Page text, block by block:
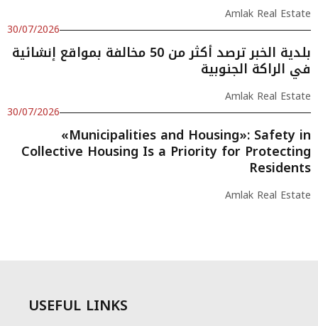
Amlak Real Estate
30/07/2026
بلدية الخبر ترصد أكثر من 50 مخالفة بمواقع إنشائية
في الراكة الجنوبية
Amlak Real Estate
30/07/2026
«Municipalities and Housing»: Safety in
Collective Housing Is a Priority for Protecting
Residents
Amlak Real Estate
USEFUL LINKS